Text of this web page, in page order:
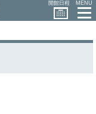
開館日程 MENU